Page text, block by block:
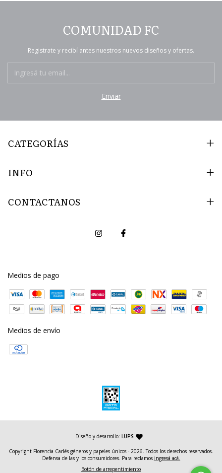
COMUNIDAD FC
Registrate y recibí antes nuestros nuevos diseños y ofertas.
CATEGORÍAS
INFO
CONTACTANOS
Medios de pago
Medios de envío
Diseño y desarrollo: LUPS — agencia de diseño y desarrollo web
Copyright Florencia Carlés géneros y papeles únicos - 2026. Todos los derechos reservados.
Defensa de las y los consumidores. Para reclamos ingresá acá.
Botón de arrepentimiento